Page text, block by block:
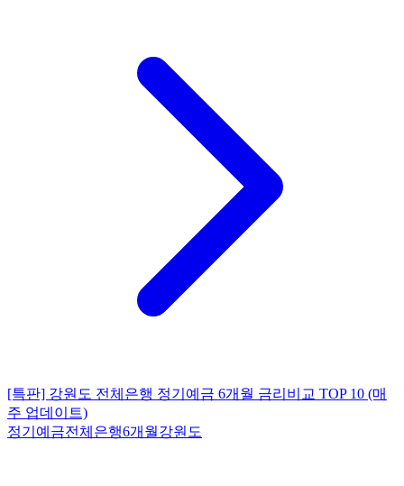
[특판] 강원도 전체은행 정기예금 6개월 금리비교 TOP 10 (매
주 업데이트)
정기예금전체은행6개월강원도